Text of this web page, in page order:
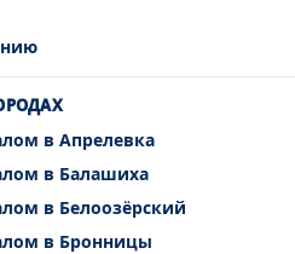
в Апрелевка
в Балашиха
в Белоозёрский
в Бронницы